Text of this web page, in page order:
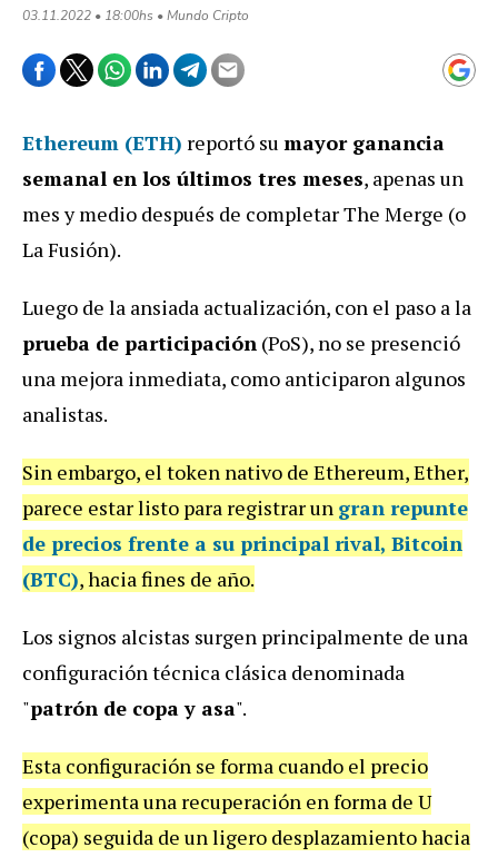
03.11.2022 • 18:00hs • Mundo Cripto
Ethereum (ETH) reportó su mayor ganancia
semanal en los últimos tres meses, apenas un
mes y medio después de completar The Merge (o
La Fusión).
Luego de la ansiada actualización, con el paso a la
prueba de participación (PoS), no se presenció
una mejora inmediata, como anticiparon algunos
analistas.
Sin embargo, el token nativo de Ethereum, Ether,
parece estar listo para registrar un gran repunte
de precios frente a su principal rival, Bitcoin
(BTC), hacia fines de año.
Los signos alcistas surgen principalmente de una
configuración técnica clásica denominada
"patrón de copa y asa".
Esta configuración se forma cuando el precio
experimenta una recuperación en forma de U
(copa) seguida de un ligero desplazamiento hacia